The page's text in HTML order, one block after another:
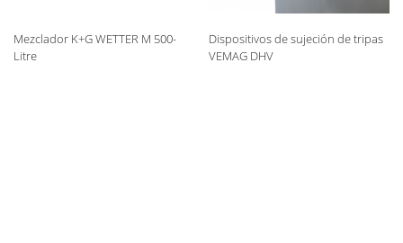
Mezclador K+G WETTER M 500-
Litre
Dispositivos de sujeción de tripas
VEMAG DHV